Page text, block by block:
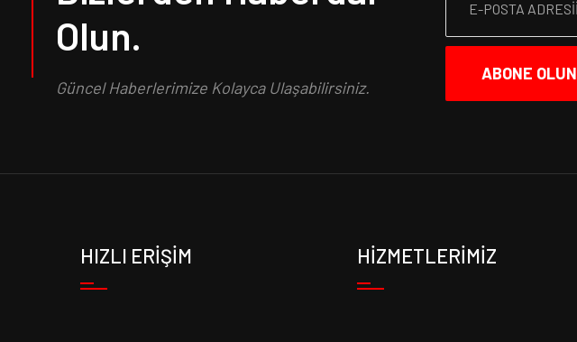
Olun.
Güncel Haberlerimize Kolayca Ulaşabilirsiniz.
ABONE OLUN
HIZLI ERİŞİM HİZMETLERİMİZ